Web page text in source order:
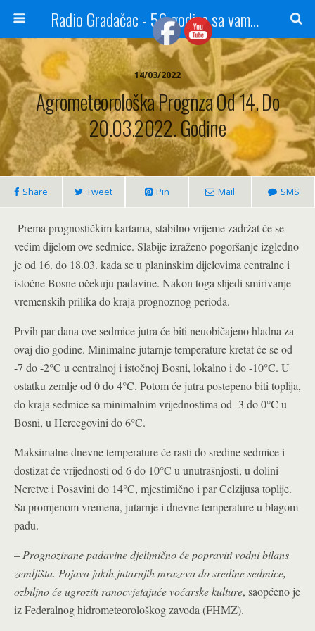
Radio Gradačac - 56 godina sa vama...
14/03/2022
Agrometeorološka Prognza Od 14. Do
20.03.2022. Godine
Share Tweet Pin Mail SMS
Prema prognostičkim kartama, stabilno vrijeme zadržat će se
većim dijelom ove sedmice. Slabije izraženo pogoršanje izgledno
je od 16. do 18.03. kada se u planinskim dijelovima centralne i
istočne Bosne očekuju padavine. Nakon toga slijedi smirivanje
vremenskih prilika do kraja prognoznog perioda.
Prvih par dana ove sedmice jutra će biti neuobičajeno hladna za
ovaj dio godine. Minimalne jutarnje temperature kretat će se od
-7 do -2°C u centralnoj i istočnoj Bosni, lokalno i do -10°C. U
ostatku zemlje od 0 do 4°C. Potom će jutra postepeno biti toplija,
do kraja sedmice sa minimalnim vrijednostima od -3 do 0°C u
Bosni, u Hercegovini do 6°C.
Maksimalne dnevne temperature će rasti do sredine sedmice i
dostizat će vrijednosti od 6 do 10°C u unutrašnjosti, u dolini
Neretve i Posavini do 14°C, mjestimično i par Celzijusa toplije.
Sa promjenom vremena, jutarnje i dnevne temperature u blagom
padu.
– Prognozirane padavine djelimično će popraviti vodni bilans
zemljišta. Pojava jakih jutarnjih mrazeva do sredine sedmice,
ozbiljno će ugroziti ranocvjetajuće voćarske kulture, saopćeno je
iz Federalnog hidrometeorološkog zavoda (FHMZ).